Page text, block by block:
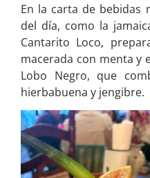
En la carta de bebidas
del día, como la
Cantarito Loco,
macerada con menta y
Lobo Negro, que
hierbabuena y jengibre.